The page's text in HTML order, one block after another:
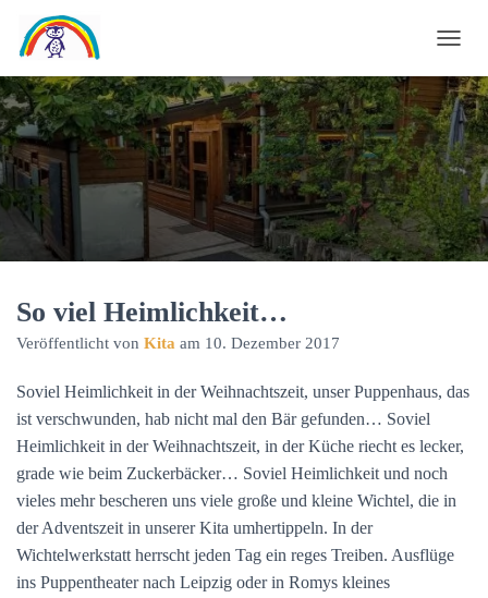
A
V
I
G
A
T
I
O
H
N
So viel Heimlichkeit…
Veröffentlicht von Kita am 10. Dezember 2017
Soviel Heimlichkeit in der Weihnachtszeit, unser Puppenhaus, das
ist verschwunden, hab nicht mal den Bär gefunden… Soviel
Heimlichkeit in der Weihnachtszeit, in der Küche riecht es lecker,
grade wie beim Zuckerbäcker… Soviel Heimlichkeit und noch
vieles mehr bescheren uns viele große und kleine Wichtel, die in
der Adventszeit in unserer Kita umhertippeln. In der
Wichtelwerkstatt herrscht jeden Tag ein reges Treiben. Ausflüge
ins Puppentheater nach Leipzig oder in Romys kleines